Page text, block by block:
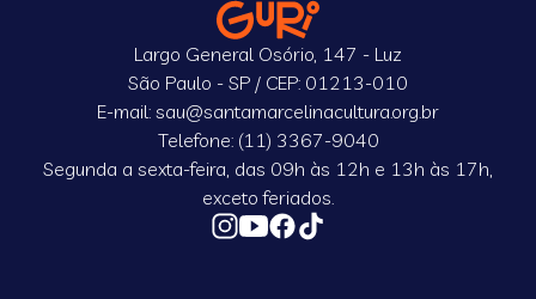
Largo General Osório, 147 - Luz
São Paulo - SP / CEP: 01213-010
E-mail: sau@santamarcelinacultura.org.br
Telefone: (11) 3367-9040
Segunda a sexta-feira, das 09h às 12h e 13h às 17h,
exceto feriados.